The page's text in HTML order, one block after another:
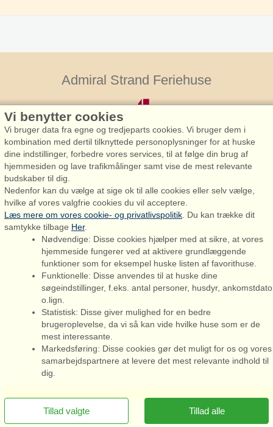
Admiral Strand Feriehuse
Houstrupvej 170, Lønne
6830 Nørre Nebel
+45 70 60 87 78
Admiral Strand Feriehuse ApS | CVR 27 23 39 10 |
Du er her: Vejlby Klit, Vesterhavet, Sommerhus 09527, 6 personer,
Vi benytter cookies
Vi bruger data fra egne og tredjeparts cookies. Vi bruger dem i
kombination med dertil tilknyttede personoplysninger for at huske
dine indstillinger, forbedre vores services, til at følge din brug af
hjemmesiden og lave trafikmålinger samt vise de mest relevante
budskaber til dig.
Nedenfor kan du vælge at sige ok til alle cookies eller selv vælge,
hvilke af vores valgfrie cookies du vil acceptere.
Læs mere om vores cookie- og privatlivspolitik . Du kan trække dit
samtykke tilbage Her.
Nødvendige: Disse cookies hjælper med at sikre, at vores
hjemmeside fungerer ved at aktivere grundlæggende
funktioner som for eksempel huske listen af favorithuse.
Funktionelle: Disse anvendes til at huske dine
søgeindstillinger, f.eks. antal personer, husdyr, ankomstdato
o.lign.
Statistisk: Disse giver mulighed for en bedre
brugeroplevelse, da vi så kan vide hvilke huse som er de
mest interessante.
Markedsføring: Disse cookies gør det muligt for os og vores
samarbejdspartnere at levere det mest relevante indhold til
dig.
Tillad alle
Tillad valgte